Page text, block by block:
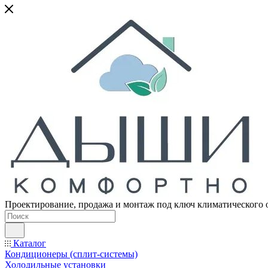
Проектирование, продажа и монтаж под ключ климатического
Каталог
Кондиционеры (сплит-системы)
Холодильные установки